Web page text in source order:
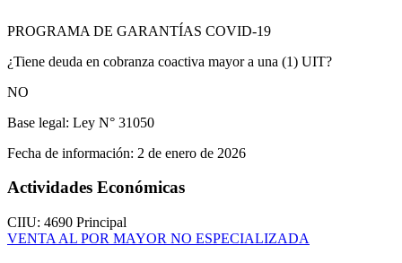
PROGRAMA DE GARANTÍAS COVID-19
¿Tiene deuda en cobranza coactiva mayor a una (1) UIT?
NO
Base legal: Ley N° 31050
Fecha de información: 2 de enero de 2026
Actividades Económicas
CIIU: 4690 Principal
VENTA AL POR MAYOR NO ESPECIALIZADA